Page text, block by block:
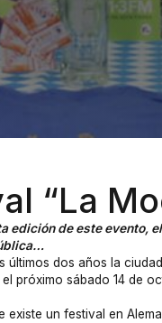
“La
edición de este evento,
últimos dos años la
próximo sábado 14 de
un festival en